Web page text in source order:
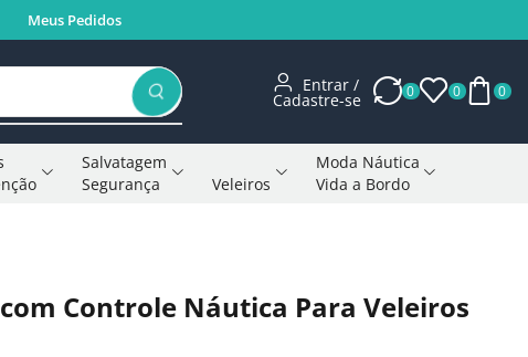
Meus Pedidos
Entrar /
Cadastre-se 0 0 0
Salvatagem
Segurança
Veleiros
Moda Náutica
Vida a Bordo
Controle Náutica Para Veleiros